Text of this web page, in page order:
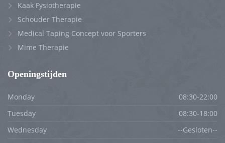
Kaak Fysiotherapie
Schouder Therapie
Medical Taping Concept voor Sporters
Mime Therapie
Openingstijden
Monday
08:30-22:00
Tuesday
08:30-18:00
Wednesday
--Gesloten--